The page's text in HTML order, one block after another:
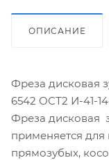
ОПИСАНИЕ
Фреза дисковая
6542 ОСТ2 И-41-
Фреза дисковая
применяется
прямозубых,